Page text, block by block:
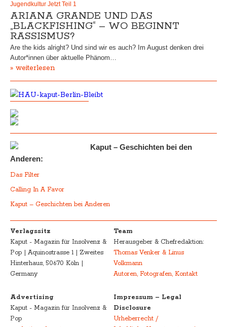
Jugendkultur Jetzt Teil 1
ARIANA GRANDE UND DAS
„BLACKFISHING“ – WO BEGINNT
RASSISMUS?
Are the kids alright? Und sind wir es auch? Im August denken drei
Autor*innen über aktuelle Phänom…
» weiterlesen
Kaput – Geschichten bei den
Anderen:
Das Filter
Calling In A Favor
Kaput – Geschichten bei Anderen
Verlagssitz
Kaput - Magazin für Insolvenz &
Pop | Aquinostrasse 1 | Zweites
Hinterhaus, 50670 Köln |
Germany
Team
Herausgeber & Chefredaktion:
Thomas Venker & Linus
Volkmann
Autoren, Fotografen, Kontakt
Advertising
Kaput - Magazin für Insolvenz &
Pop
Impressum – Legal
Disclosure
Urheberrecht /